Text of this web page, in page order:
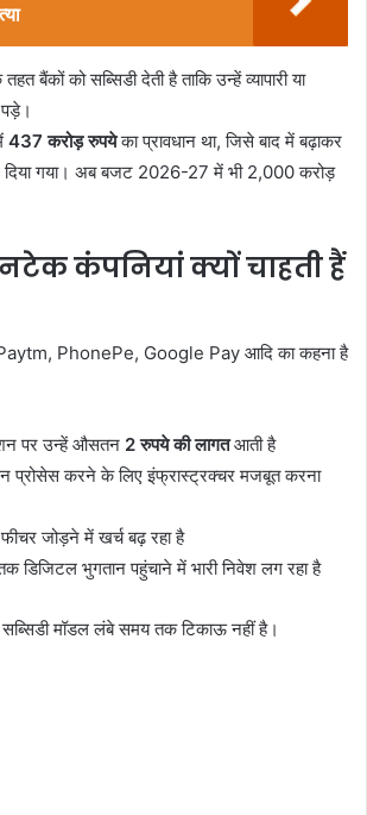
बैंकों को सब्सिडी देती है ताकि उन्हें व्यापारी या
437 करोड़ रुपयेका प्रावधान था, जिसे बाद में बढ़ाकर
गया। अब बजट 2026-27 में भी 2,000 करोड़
कंपनियां क्यों चाहती हैं
PhonePe, Google Pay आदि का कहना है
पर उन्हें औसतन 2 रुपये की लागतआती है
प्रोसेस करने के लिए इंफ्रास्ट्रक्चर मजबूत करना
जोड़ने में खर्च बढ़ रहा है
डिजिटल भुगतान पहुंचाने में भारी निवेश लग रहा है
सब्सिडी मॉडल लंबे समय तक टिकाऊ नहीं है।